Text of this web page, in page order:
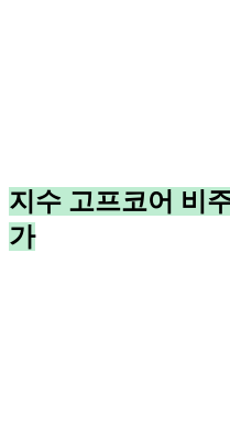
지수 고프코어 비
가